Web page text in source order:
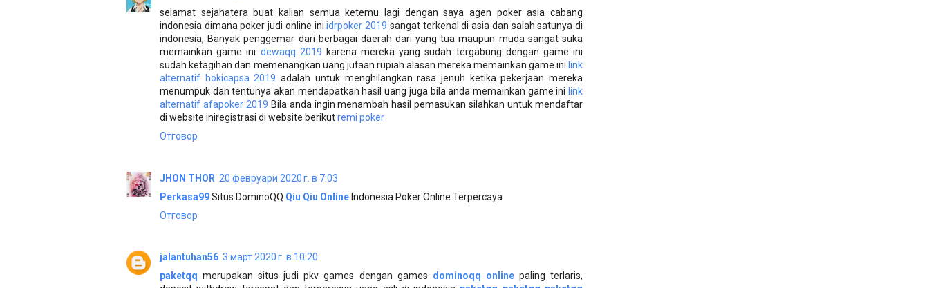
selamat sejahatera buat kalian semua ketemu lagi dengan saya agen poker asia cabang
indonesia dimana poker judi online iniidrpoker 2019 sangat terkenal di asia dan salah satunya di
indonesia, Banyak penggemar dari berbagai daerah dari yang tua maupun muda sangat suka
memainkan game ini dewaqq 2019 karena mereka yang sudah tergabung dengan game ini
sudah ketagihan dan memenangkan uang jutaan rupiah alasan mereka memainkan game ini link
alternatif hokicapsa 2019 adalah untuk menghilangkan rasa jenuh ketika pekerjaan mereka
menumpuk dan tentunya akan mendapatkan hasil uang juga bila anda memainkan game ini link
alternatif afapoker 2019 Bila anda ingin menambah hasil pemasukan silahkan untuk mendaftar
di website iniregistrasi di website berikutremi poker
Отговор
JHON THOR 20 февруари 2020 г. в 7:03
Perkasa99Situs DominoQQ Qiu Qiu OnlineIndonesia Poker Online Terpercaya
Отговор
jalantuhan56 3 март 2020 г. в 10:20
paketqq merupakan situs judi pkv games dengan games dominoqq onlinepaling terlaris,